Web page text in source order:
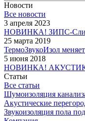
Новости
Все новости
3 апреля 2023
НОВИНКА! ЗИПС-
25 марта 2019
ТермоЗвукоИзол
5 июня 2018
НОВИНКА!
Статьи
Все статьи
Шумоизоляция
Акустические
Звукоизоляция пола